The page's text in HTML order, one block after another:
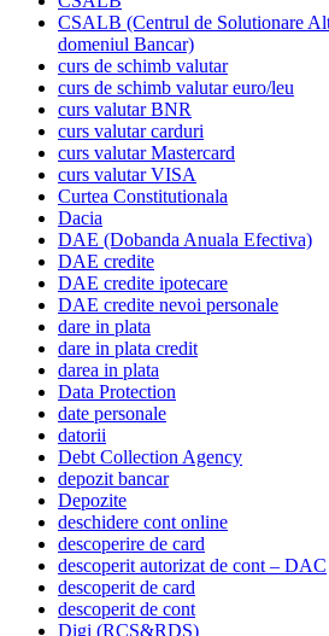
CSALB (Centrul de Solutionare
domeniul Bancar)
curs de schimb valutar
curs de schimb valutar euro/leu
curs valutar BNR
curs valutar carduri
curs valutar Mastercard
curs valutar VISA
Curtea Constitutionala
Dacia
DAE (Dobanda Anuala Efectiva)
DAE credite
DAE credite ipotecare
DAE credite nevoi personale
dare in plata
dare in plata credit
darea in plata
Data Protection
date personale
datorii
Debt Collection Agency
depozit bancar
Depozite
deschidere cont online
descoperire de card
descoperit autorizat de cont – DAC
descoperit de card
descoperit de cont
Digi (RCS&RDS)